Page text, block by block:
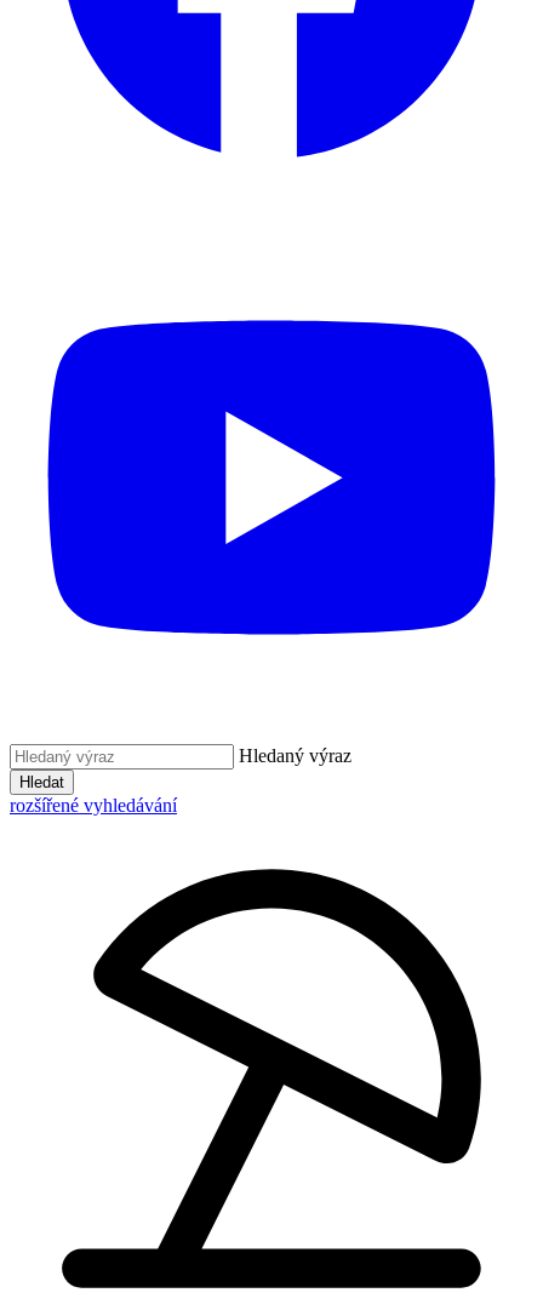
Hledaný výraz
Hledat
rozšířené vyhledávání